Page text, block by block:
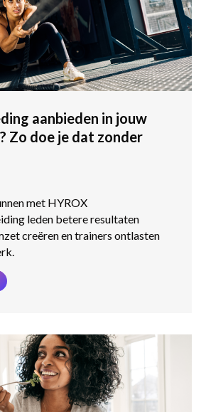
aanbieden in jouw
Zo doe je dat zonder
met HYROX
leden betere resultaten
creëren en trainers ontlasten